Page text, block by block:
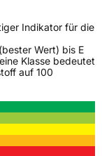
Indikator für die
Wert) bis E
Klasse bedeutet
auf 100